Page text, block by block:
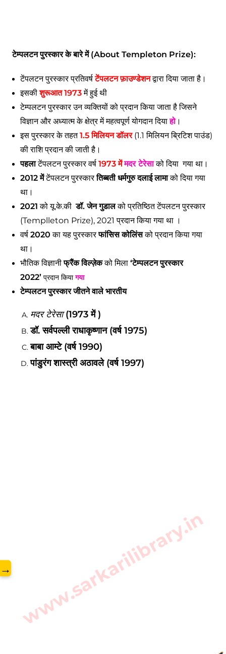
टेम्पलटन पुरस्कार के बारे में (About Templeton Prize):
टेंपलटन पुरस्कार प्रतिवर्षटेंपलटन फ़ाउण्डेशनद्वारा दिया जाता है।
इसकीशुरूआत 1973में हुई थी
टेम्पलटन पुरस्कार उन व्यक्तियों को प्रदान किया जाता है जिसने
विज्ञान और अध्यात्म के क्षेत्र में महत्वपूर्ण योगदान दियाहो।
इस पुरस्कार के तहत1.5 मिलियन डॉलर(1.1 मिलियन ब्रिटिश पाउंड)
की राशि प्रदान की जाती है।
पहलाटेंपलटन पुरस्कार वर्ष 1973 मेंमदर टेरेसाको दिया गया था।
2012 मेंटेंपलटन पुरस्कारतिब्बती धर्मगुरु दलाई लामाको दिया गया
था।
2021 को यू.के.कीडॉ. जेन गुडालको प्रतिष्ठित टेंपलटन पुरस्कार
(Templleton Prize), 2021 प्रदान किया गया था ।
वर्ष 2020 का यह पुरस्कारफांसिस कोलिंसको प्रदान किया गया
था।
भौतिक विज्ञानीफ्रैंक विल्ज़ेकको मिला ‘टेम्पलटन पुरस्कार
2022’ प्रदान कियागया
टेम्पलटन पुरस्कार जीतने वाले भारतीय
मदर टेरेसा(1973 में )
डॉ. सर्वपल्ली राधाकृष्णान (वर्ष 1975)
बाबा आम्टे (वर्ष 1990)
पांडुरंग शास्त्री अठावले (वर्ष 1997)
www.sarkarilibrary.in
→